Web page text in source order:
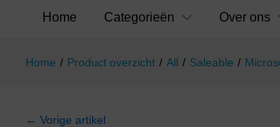
Home Categorieën Over ons
Home / Product overzicht / All / Saleable /
← Vorige artikel